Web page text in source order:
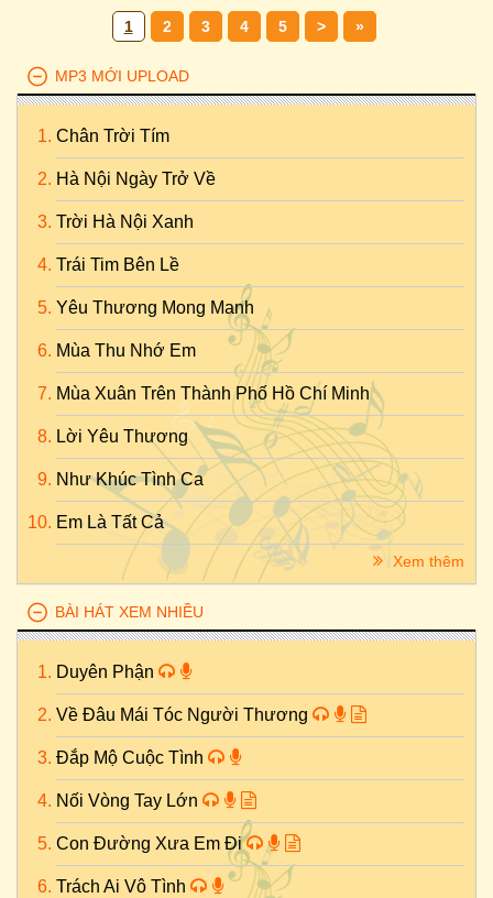
1 2 3 4 5 > »
MP3 MỚI UPLOAD
Chân Trời Tím
Hà Nội Ngày Trở Về
Trời Hà Nội Xanh
Trái Tim Bên Lề
Yêu Thương Mong Manh
Mùa Thu Nhớ Em
Mùa Xuân Trên Thành Phố Hồ Chí Minh
Lời Yêu Thương
Như Khúc Tình Ca
Em Là Tất Cả
Xem thêm
BÀI HÁT XEM NHIỀU
Duyên Phận
Về Đâu Mái Tóc Người Thương
Đắp Mộ Cuộc Tình
Nối Vòng Tay Lớn
Con Đường Xưa Em Đi
Trách Ai Vô Tình